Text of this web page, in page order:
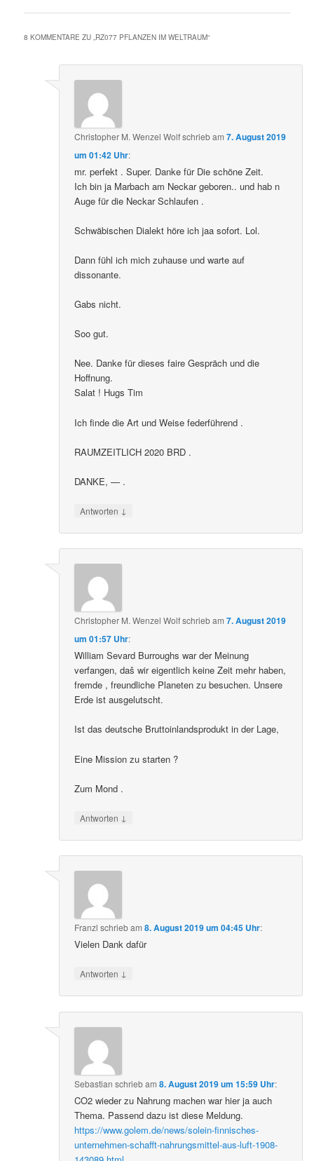
8 KOMMENTARE ZU „ RZ077 PFLANZEN IM WELTRAUM“
Christopher M. Wenzel Wolfschriebam7. August 2019
um 01:42 Uhr:
mr. perfekt . Super. Danke für Die schöne Zeit.
Ich bin ja Marbach am Neckar geboren.. und hab n
Auge für die Neckar Schlaufen .
Schwäbischen Dialekt höre ich jaa sofort. Lol.
Dann fühl ich mich zuhause und warte auf
dissonante.
Gabs nicht.
Soo gut.
Nee. Danke für dieses faire Gespräch und die
Hoffnung.
Salat ! Hugs Tim
Ich finde die Art und Weise federführend .
RAUMZEITLICH 2020 BRD .
DANKE, — .
Antworten ↓
Christopher M. Wenzel Wolfschriebam7. August 2019
um 01:57 Uhr:
William Sevard Burroughs war der Meinung
verfangen, daš wir eigentlich keine Zeit mehr haben,
fremde , freundliche Planeten zu besuchen. Unsere
Erde ist ausgelutscht.
Ist das deutsche Bruttoinlandsprodukt in der Lage,
Eine Mission zu starten ?
Zum Mond .
Antworten ↓
Franzl schriebam8. August 2019 um 04:45 Uhr:
Vielen Dank dafür
Antworten ↓
Sebastian schriebam8. August 2019 um 15:59 Uhr:
CO2 wieder zu Nahrung machen war hier ja auch
Thema. Passend dazu ist diese Meldung.
https://www.golem.de/news/solein-finnisches-
unternehmen-schafft-nahrungsmittel-aus-luft-1908-